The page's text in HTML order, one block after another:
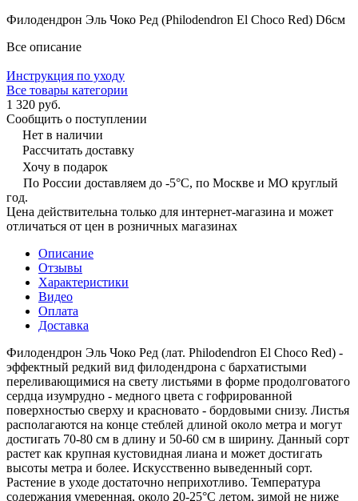
Филодендрон Эль Чоко Ред (Philodendron El Choco Red) D6см
Все описание
Инструкция по уходу
Все товары категории
1 320 руб.
Сообщить о поступлении
Нет в наличии
Рассчитать доставку
Хочу в подарок
По России доставляем до -5°C, по Москве и МО круглый
год.
Цена действительна только для интернет-магазина и может
отличаться от цен в розничных магазинах
Описание
Отзывы
Характеристики
Видео
Оплата
Доставка
Филодендрон Эль Чоко Ред (лат. Philodendron El Choco Red) -
эффектный редкий вид филодендрона с бархатистыми
переливающимися на свету листьями в форме продолговатого
сердца изумрудно - медного цвета с гофрированной
поверхностью сверху и красновато - бордовыми снизу. Листья
располагаются на конце стеблей длиной около метра и могут
достигать 70-80 см в длину и 50-60 см в ширину. Данный сорт
растет как крупная кустовидная лиана и может достигать
высоты метра и более. Искусственно выведенный сорт.
Растение в уходе достаточно неприхотливо. Температура
содержания умеренная, около 20-25°С летом, зимой не ниже